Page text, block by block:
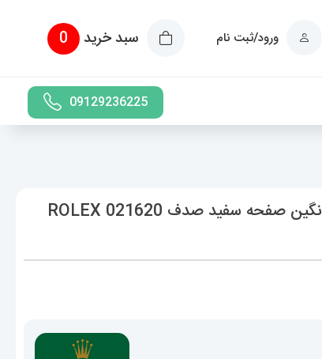
ورود/ثبت نام سبد خرید 0
09129236225
ساعت رولکس زنانه دیت جاست استیل قاب نگین صفحه سفید صدف 021620 ROLEX